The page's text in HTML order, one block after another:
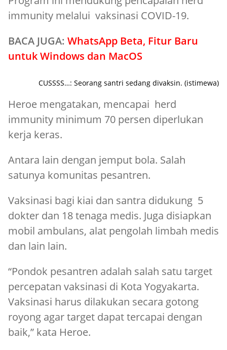
immunity melalui vaksinasi COVID-19.
BACA JUGA: WhatsApp Beta, Fitur Baru
untuk Windows dan MacOS
CUSSSS…: Seorang santri sedang divaksin. (istimewa)
Heroe mengatakan, mencapai herd
immunity minimum 70 persen diperlukan
kerja keras.
Antara lain dengan jemput bola. Salah
satunya komunitas pesantren.
Vaksinasi bagi kiai dan santra didukung 5
dokter dan 18 tenaga medis. Juga disiapkan
mobil ambulans, alat pengolah limbah medis
dan lain lain.
“Pondok pesantren adalah salah satu target
percepatan vaksinasi di Kota Yogyakarta.
Vaksinasi harus dilakukan secara gotong
royong agar target dapat tercapai dengan
baik,” kata Heroe.